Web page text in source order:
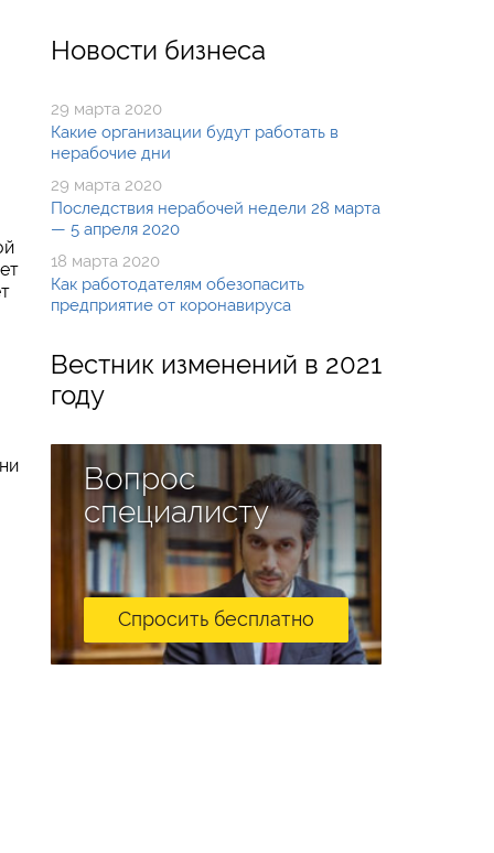
Новости бизнеса
29 марта 2020
Какие организации будут работать в
нерабочие дни
29 марта 2020
Последствия нерабочей недели 28 марта
— 5 апреля 2020
18 марта 2020
Как работодателям обезопасить
предприятие от коронавируса
Вестник изменений в 2021
году
Вопрос
специалисту
Спросить бесплатно